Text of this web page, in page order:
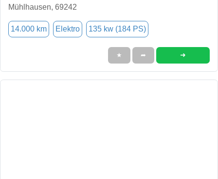
Mühlhausen, 69242
14.000 km Elektro 135 kw (184 PS)
★ ➦ ➜